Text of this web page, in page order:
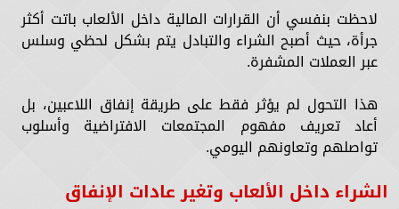
لاحظت بنفسي أن القرارات المالية داخل الألعاب باتت أكثر
جرأة، حيث أصبح الشراء والتبادل يتم بشكل لحظي وسلس
عبر العملات المشفرة.
هذا التحول لم يؤثر فقط على طريقة إنفاق اللاعبين، بل
أعاد تعريف مفهوم المجتمعات الافتراضية وأسلوب
تواصلهم وتعاونهم اليومي.
الشراء داخل الألعاب وتغير عادات الإنفاق